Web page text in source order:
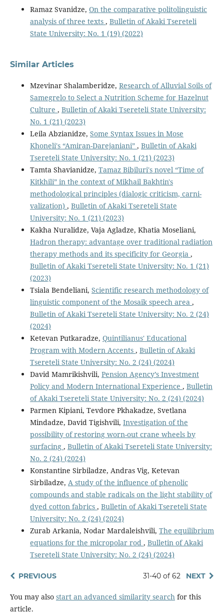
Ramaz Svanidze, On the comparative politolinguistic
analysis of three texts , Bulletin of Akaki Tsereteli
State University: No. 1 (19) (2022)
Similar Articles
Mzevinar Shalamberidze, Research of Alluvial Soils of
Samegrelo to Select a Nutrition Scheme for Hazelnut
Culture , Bulletin of Akaki Tsereteli State University:
No. 1 (21) (2023)
Leila Abzianidze, Some Syntax Issues in Mose
Khoneli's “Amiran-Darejaniani” , Bulletin of Akaki
Tsereteli State University: No. 1 (21) (2023)
Tamta Shavianidze, Tamaz Bibiluri's novel “Time of
Kitkhili” in the context of Mikhail Bakhtin's
methodological principles (dialogic criticism, carni-
valization) , Bulletin of Akaki Tsereteli State
University: No. 1 (21) (2023)
Kakha Nuralidze, Vaja Agladze, Khatia Moseliani,
Hadron therapy: advantage over traditional radiation
therapy methods and its specificity for Georgia ,
Bulletin of Akaki Tsereteli State University: No. 1 (21)
(2023)
Tsiala Bendeliani, Scientific research methodology of
linguistic component of the Mosaik speech area ,
Bulletin of Akaki Tsereteli State University: No. 2 (24)
(2024)
Ketevan Putkaradze, Quintilianus' Educational
Program with Modern Accents , Bulletin of Akaki
Tsereteli State University: No. 2 (24) (2024)
David Mamrikishvili, Pension Agency’s Investment
Policy and Modern International Experience , Bulletin
of Akaki Tsereteli State University: No. 2 (24) (2024)
Parmen Kipiani, Tevdore Pkhakadze, Svetlana
Mindadze, David Tigishvili, Investigation of the
possibility of restoring worn-out crane wheels by
surfacing , Bulletin of Akaki Tsereteli State University:
No. 2 (24) (2024)
Konstantine Sirbiladze, Andras Vig, Ketevan
Sirbiladze, A study of the influence of phenolic
compounds and stable radicals on the light stability of
dyed cotton fabrics , Bulletin of Akaki Tsereteli State
University: No. 2 (24) (2024)
Zurab Arkania, Nodar Mardaleishvili, The equilibrium
equations for the micropolar rod , Bulletin of Akaki
Tsereteli State University: No. 2 (24) (2024)
PREVIOUS 31-40 of 62 NEXT
You may also start an advanced similarity searchfor this
article.